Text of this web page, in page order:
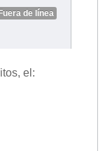
Fuera de línea
el: